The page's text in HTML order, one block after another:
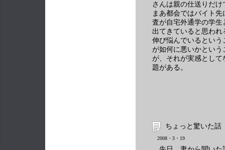
さんは親の仕送りだ
まあ都会ではバイト
査が自宅外通学の学
出てきていると思わ
伸び悩んでいるとい
が如何に悪いかとい
が、それが実感とし
題がある。
ちょっと驚いた話
2008・3・19